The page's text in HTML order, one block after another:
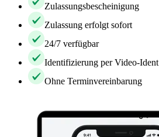
Zulassungsbescheinigung
Zulassung erfolgt sofort
24/7 verfügbar
Identifizierung per Video-Ident
Ohne Terminvereinbarung